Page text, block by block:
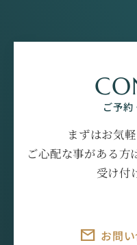
ご予約
まずはお気
ご心配な事がある方
受け付
お問